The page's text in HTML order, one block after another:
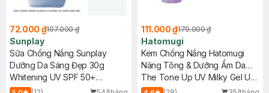
72.000 ₫107.000 ₫
Sunplay
Sữa Chống Nắng Sunplay
Dưỡng Da Sáng Đẹp 30g
Whitening UV SPF 50+
PA++++
111.000 ₫179.000 ₫
Hatomugi
Kem Chống Nắng Hatomugi
Nâng Tông & Dưỡng Ẩm Da
70g
The Tone Up UV Milky Gel UV
Care & Tone Up SPF50+